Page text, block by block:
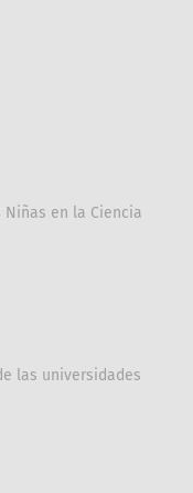
en la Ciencia
las universidades